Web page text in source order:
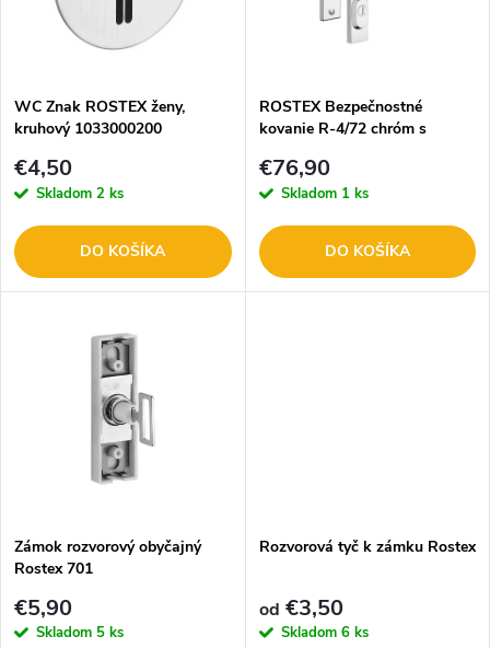
e
p
r
o
o
v
s
p
r
o
o
v
WC Znak ROSTEX ženy,
kruhový 1033000200
€4,50
Skladom 2 ks
DO KOŠÍKA
ROSTEX Bezpečnostné
kovanie R-4/72 chróm s
VÝPREDAJ
€76,90
Skladom 1 ks
DO KOŠÍKA
Zámok rozvorový obyčajný
Rostex 701
€5,90
Skladom 5 ks
Rozvorová tyč k zámku Rostex
od €3,50
Skladom 6 ks